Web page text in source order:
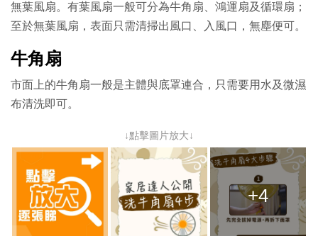
無葉風扇。有葉風扇一般可分為牛角扇、鴻運扇及循環扇；
至於無葉風扇，表面只需清掃出風口、入風口，無塵便可。
牛角扇
市面上的牛角扇一般是主體與底罩連合，只需要用水及微濕
布清洗即可。
↓點擊圖片放大↓
+4